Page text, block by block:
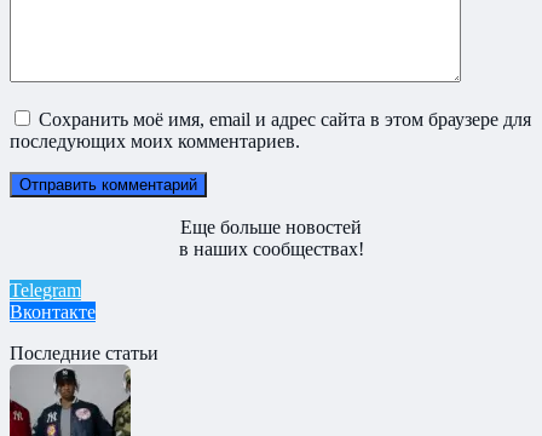
Сохранить моё имя, email и адрес сайта в этом браузере для
последующих моих комментариев.
Еще больше новостей
в наших сообществах!
Telegram
Вконтакте
Последние статьи